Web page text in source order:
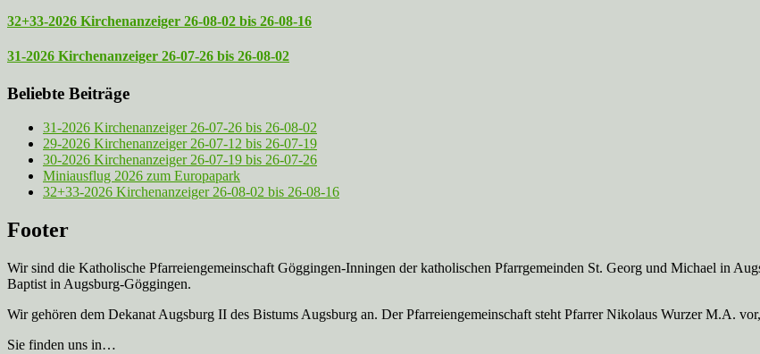
32+33-2026 Kirchenanzeiger 26-08-02 bis 26-08-16
31-2026 Kirchenanzeiger 26-07-26 bis 26-08-02
Beliebte Beiträge
31-2026 Kirchenanzeiger 26-07-26 bis 26-08-02
29-2026 Kirchenanzeiger 26-07-12 bis 26-07-19
30-2026 Kirchenanzeiger 26-07-19 bis 26-07-26
Miniausflug 2026 zum Europapark
32+33-2026 Kirchenanzeiger 26-08-02 bis 26-08-16
Footer
Wir sind die Katholische Pfarreien­gemeinschaft Göggingen-Inningen der katholischen Pfarrgemeinden St. Georg und Michael in
Baptist in Augsburg-Göggingen.
Wir gehören dem Dekanat Augsburg II des Bistums Augsburg an. Der Pfarreien­gemeinschaft steht Pfarrer Nikolaus Wurzer M.A.
Sie finden uns in…